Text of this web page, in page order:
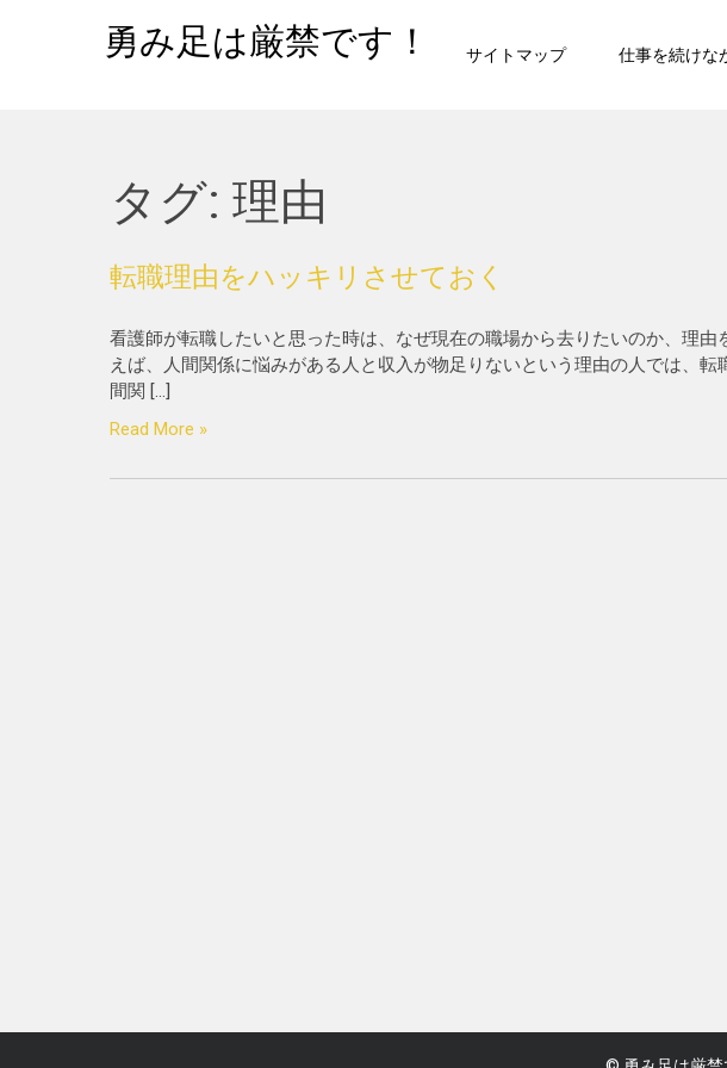
勇み足は厳禁です！ サイトマップ 仕事を続けな
タグ: 理由
転職理由をハッキリさせておく
看護師が転職したいと思った時は、なぜ現在の職場から去りたいのか、理
えば、人間関係に悩みがある人と収入が物足りないという理由の人では、
間関 […]
Read More »